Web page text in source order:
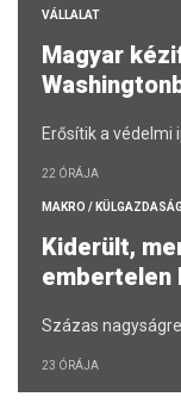
VÁLLALAT
Magyar
Erősítik a
22 ÓRÁJA
MAKRO / KÜLGAZDASÁG
Kiderült,
embertelen
Százas
23 ÓRÁJA